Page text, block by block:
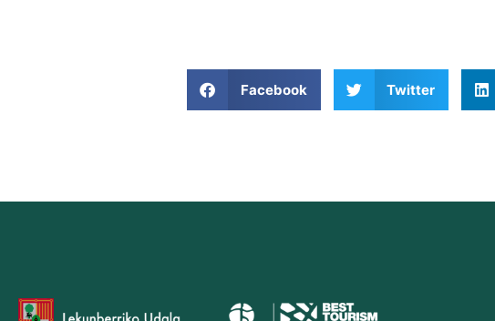
Facebook Twitter